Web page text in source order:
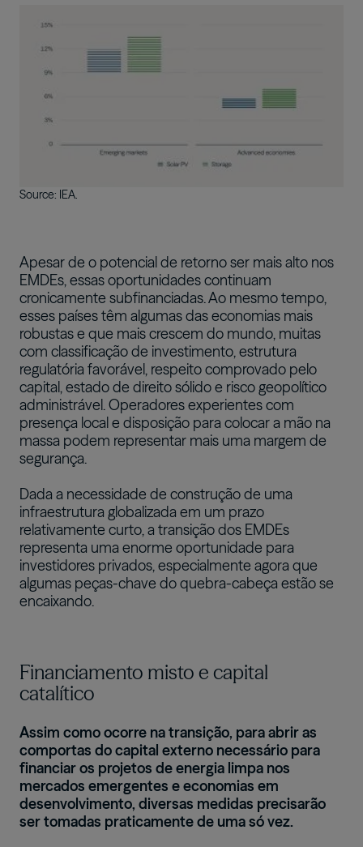
Source: IEA.
Apesar de o potencial de retorno ser mais alto nos
EMDEs, essas oportunidades continuam
cronicamente subfinanciadas. Ao mesmo tempo,
esses países têm algumas das economias mais
robustas e que mais crescem do mundo, muitas
com classificação de investimento, estrutura
regulatória favorável, respeito comprovado pelo
capital, estado de direito sólido e risco geopolítico
administrável. Operadores experientes com
presença local e disposição para colocar a mão na
massa podem representar mais uma margem de
segurança.
Dada a necessidade de construção de uma
infraestrutura globalizada em um prazo
relativamente curto, a transição dos EMDEs
representa uma enorme oportunidade para
investidores privados, especialmente agora que
algumas peças-chave do quebra-cabeça estão se
encaixando.
Financiamento misto e capital
catalítico
Assim como ocorre na transição, para abrir as
comportas do capital externo necessário para
financiar os projetos de energia limpa nos
mercados emergentes e economias em
desenvolvimento, diversas medidas precisarão
ser tomadas praticamente de uma só vez.